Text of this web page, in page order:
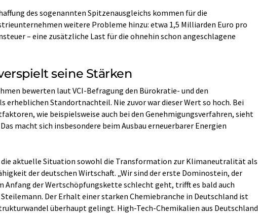
des sogenannten Spitzenausgleichs kommen für die
weitere Probleme hinzu: etwa 1,5 Milliarden Euro pro
– eine zusätzliche Last für die ohnehin schon angeschlagene
seine Stärken
bewerten laut VCI-Befragung den Bürokratie- und den
erheblichen Standortnachteil. Nie zuvor war dieser Wert so hoch. Bei
wie beispielsweise auch bei den Genehmigungsverfahren, sieht
macht sich insbesondere beim Ausbau erneuerbarer Energien
aktuelle Situation sowohl die Transformation zur Klimaneutralität als
der deutschen Wirtschaft. „Wir sind der erste Dominostein, der
Anfang der Wertschöpfungskette schlecht geht, trifft es bald auch
Der Erhalt einer starken Chemiebranche in Deutschland ist
überhaupt gelingt. High-Tech-Chemikalien aus Deutschland